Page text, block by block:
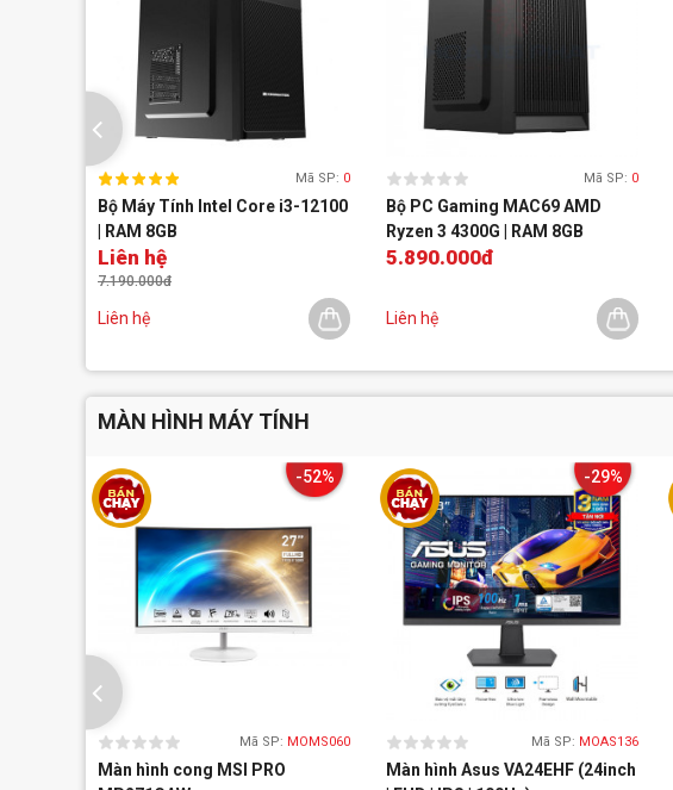
Mã SP: 0
Bộ Máy Tính Intel Core i3-12100
| RAM 8GB
Liên hệ
7.190.000đ
Liên hệ
Mã SP: 0
Bộ PC Gaming MAC69 AMD
Ryzen 3 4300G | RAM 8GB
5.890.000đ
Liên hệ
MÀN HÌNH MÁY TÍNH
-52%
Mã SP: MOMS060
Màn hình cong MSI PRO
-29%
Mã SP: MOAS136
Màn hình Asus VA24EHF (24inch